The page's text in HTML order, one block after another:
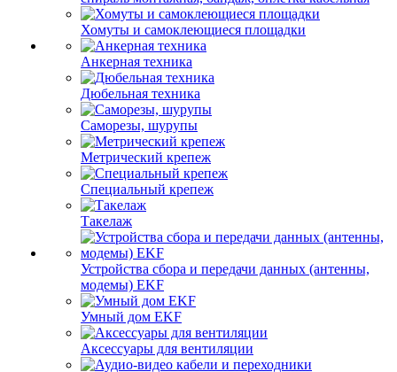
Хомуты и самоклеющиеся площадки
Анкерная техника
Дюбельная техника
Саморезы, шурупы
Метрический крепеж
Специальный крепеж
Такелаж
Устройства сбора и передачи данных (антенны,
модемы) EKF
Умный дом EKF
Аксессуары для вентиляции